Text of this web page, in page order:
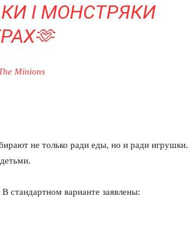
І МОНСТРЯКИ
Minions
не только ради еды, но и ради игрушки.
стандартном варианте заявлены: